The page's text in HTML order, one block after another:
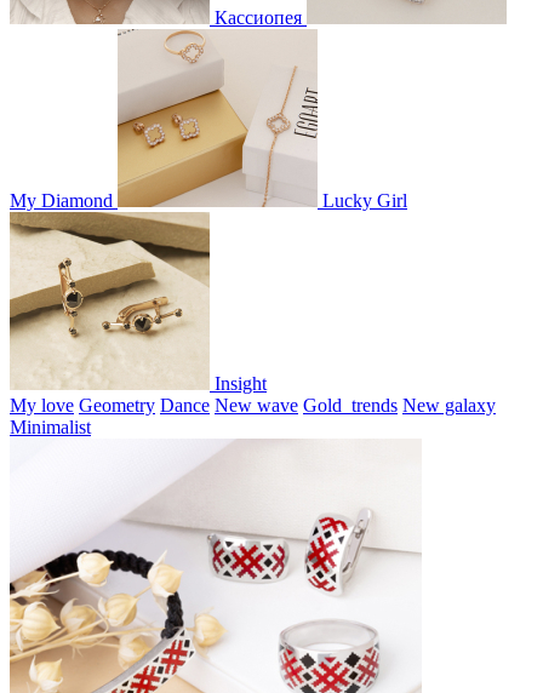
Кассиопея
My Diamond Lucky Girl
Insight
My love Geometry Dance New wave Gold_trends New galaxy
Minimalist